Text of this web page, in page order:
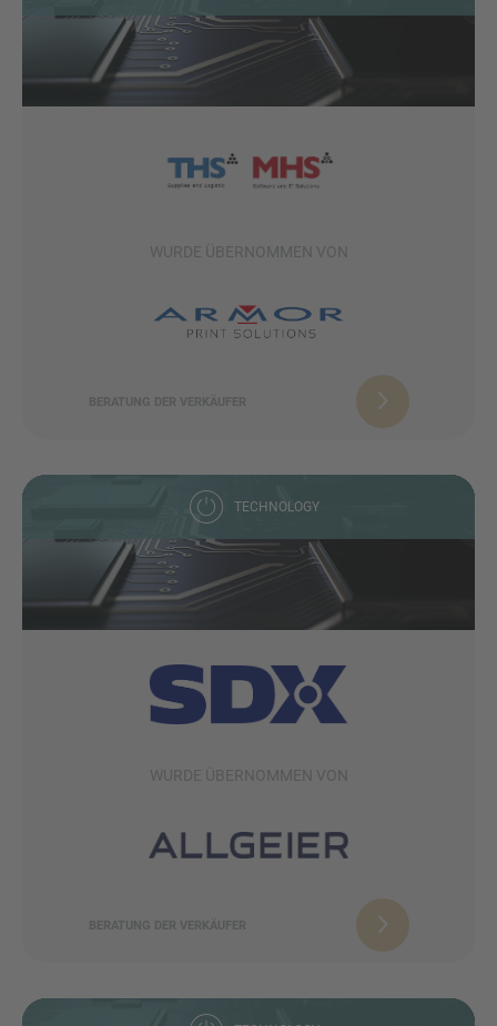
WURDE ÜBERNOMMEN VON
BERATUNG DER VERKÄUFER
TECHNOLOGY
WURDE ÜBERNOMMEN VON
BERATUNG DER VERKÄUFER